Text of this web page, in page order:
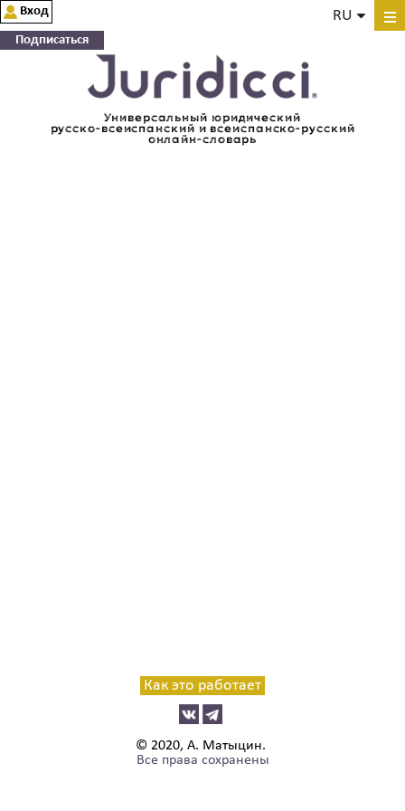
Универсальный юридический
русско-всеиспанский и всеиспанско-русский
онлайн-словарь
RU
Вход
Подписаться
Как это работает
© 2020, А. Матыцин.
Все права сохранены